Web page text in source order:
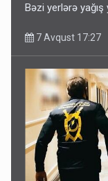
Bəzi yerlərə
7 Avqust 17:27